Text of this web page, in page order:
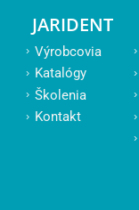
JARIDENT
Výrobcovia
Katalógy
Školenia
Kontakt